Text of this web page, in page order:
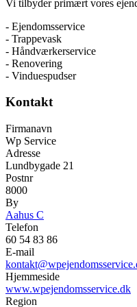
Vi tilbyder primært vores
- Ejendomsservice
- Trappevask
- Håndværkerservice
- Renovering
- Vinduespudser
Kontakt
Firmanavn
Wp Service
Adresse
Lundbygade 21
Postnr
8000
By
Aahus C
Telefon
60 54 83 86
E-mail
Hjemmeside
www.wpejendomsservice.dk
Region